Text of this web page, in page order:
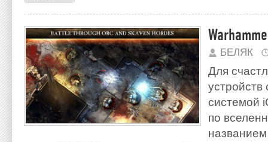
БЕЛЯК
Для
системой
по